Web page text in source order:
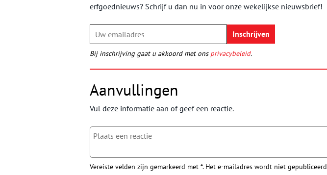
erfgoednieuws? Schrijf u dan nu in voor onze wekelijkse nieuwsbrief!
Bij inschrijving gaat u akkoord met ons privacybeleid.
Aanvullingen
Vul deze informatie aan of geef een reactie.
Vereiste velden zijn gemarkeerd met *. Het e-mailadres wordt niet